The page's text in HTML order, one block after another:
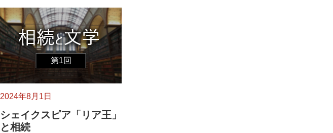
第1回
2024年8月1日
シェイクスピア「リア王」
と相続